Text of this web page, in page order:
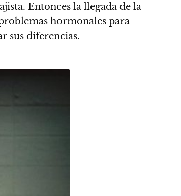
Entonces la llegada de la
hormonales para
sus diferencias.